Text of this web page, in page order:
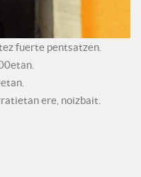
fuerte pentsatzen.
ere, noizbait.